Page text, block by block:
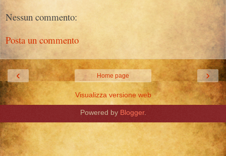
Nessun commento:
Posta un commento
‹ ›
Home page
Visualizza versione web
Powered by Blogger.